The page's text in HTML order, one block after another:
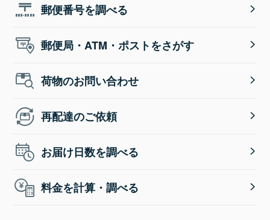
郵便番号を調べる
郵便局・ATM・ポストをさがす
荷物のお問い合わせ
再配達のご依頼
お届け日数を調べる
料金を計算・調べる